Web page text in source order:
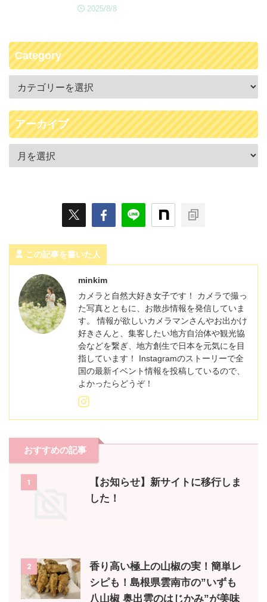
2025/8/8
Category
アーカイブ
この記事を書いた人
minkim
カメラと自然大好き女子です！ カメラで撮っ
た写真とともに、お散歩情報を発信していま
す。 情報が欲しいカメラマンさんやお出かけ
好きさんと、集客したい地方自治体や観光協
会などを繋ぎ、地方創生で日本を元気にを目
指しています！ Instagramのストーリーで全
国の最新イベント情報を投稿しているので、
よかったらどうぞ！
おすすめの記事
1
【お知らせ】新サイトに移行しま
した！
2
香り高い極上の山椒の実！簡単レ
シピも！島根県雲南市の”いずも
八山椒 奥出雲のはじかみ”が美味